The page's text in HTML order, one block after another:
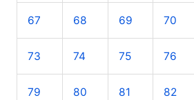
67 68 69 70
73 74 75 76
79 80 81 82